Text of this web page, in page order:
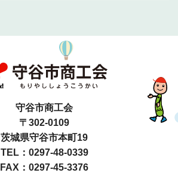
守谷市商工会
〒302-0109
茨城県守谷市本町19
TEL：0297-48-0339
FAX：0297-45-3376